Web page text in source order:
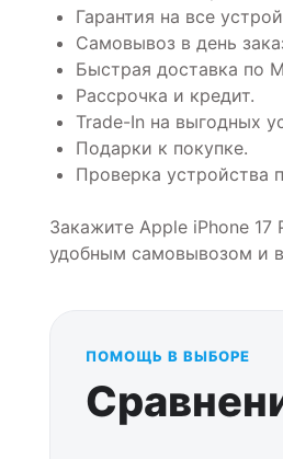
Гарантия на все
Самовывоз в день
Быстрая доставка по
Рассрочка и кредит.
Trade-In на выгодных
Подарки к покупке.
Проверка устройства
Закажите Apple iPhone 17
удобным самовывозом и
ПОМОЩЬ В ВЫБОРЕ